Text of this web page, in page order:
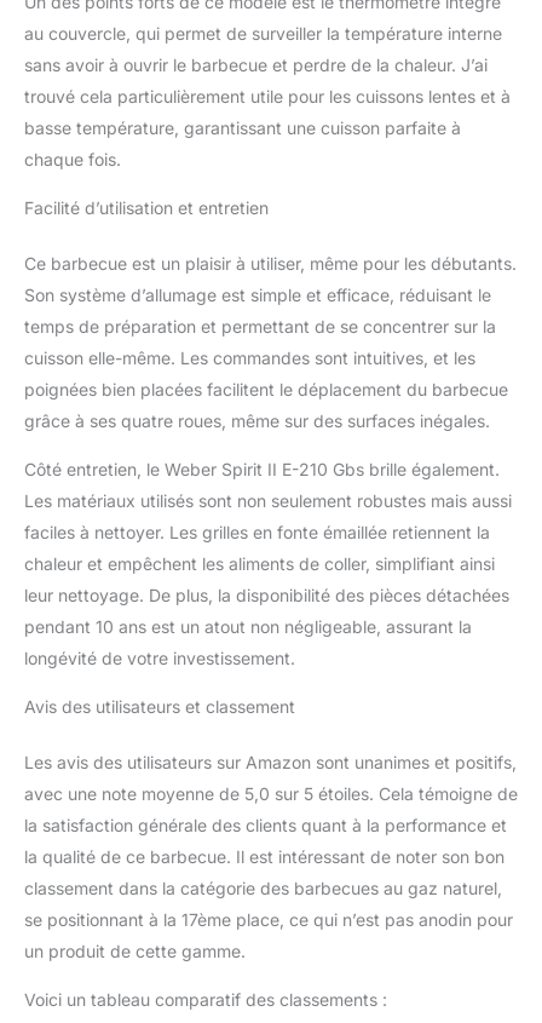
au couvercle, qui permet de surveiller la température interne
sans avoir à ouvrir le barbecue et perdre de la chaleur. J’ai
trouvé cela particulièrement utile pour les cuissons lentes et à
basse température, garantissant une cuisson parfaite à
chaque fois.
Facilité d’utilisation et entretien
Ce barbecue est un plaisir à utiliser, même pour les débutants.
Son système d’allumage est simple et efficace, réduisant le
temps de préparation et permettant de se concentrer sur la
cuisson elle-même. Les commandes sont intuitives, et les
poignées bien placées facilitent le déplacement du barbecue
grâce à ses quatre roues, même sur des surfaces inégales.
Côté entretien, le Weber Spirit II E-210 Gbs brille également.
Les matériaux utilisés sont non seulement robustes mais aussi
faciles à nettoyer. Les grilles en fonte émaillée retiennent la
chaleur et empêchent les aliments de coller, simplifiant ainsi
leur nettoyage. De plus, la disponibilité des pièces détachées
pendant 10 ans est un atout non négligeable, assurant la
longévité de votre investissement.
Avis des utilisateurs et classement
Les avis des utilisateurs sur Amazon sont unanimes et positifs,
avec une note moyenne de 5,0 sur 5 étoiles. Cela témoigne de
la satisfaction générale des clients quant à la performance et
la qualité de ce barbecue. Il est intéressant de noter son bon
classement dans la catégorie des barbecues au gaz naturel,
se positionnant à la 17ème place, ce qui n’est pas anodin pour
un produit de cette gamme.
Voici un tableau comparatif des classements :